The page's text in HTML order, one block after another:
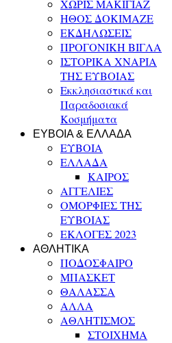
ΧΩΡΙΣ ΜΑΚΙΓΙΑΖ
ΗΘΟΣ ΔΟΚΙΜΑΖΕ
ΕΚΔΗΛΩΣΕΙΣ
ΠΡΟΓΟΝΙΚΗ ΒΙΓΛΑ
ΙΣΤΟΡΙΚΑ ΧΝΑΡΙΑ
ΤΗΣ ΕΥΒΟΙΑΣ
Εκκλησιαστικά και
Παραδοσιακά
Κοσμήματα
ΕΥΒΟΙΑ & ΕΛΛΑΔΑ
ΕΥΒΟΙΑ
ΕΛΛΑΔΑ
ΚΑΙΡΟΣ
ΑΓΓΕΛΙΕΣ
ΟΜΟΡΦΙΕΣ ΤΗΣ
ΕΥΒΟΙΑΣ
ΕΚΛΟΓΕΣ 2023
ΑΘΛΗΤΙΚΑ
ΠΟΔΟΣΦΑΙΡΟ
ΜΠΑΣΚΕΤ
ΘΑΛΑΣΣΑ
ΑΛΛΑ
ΑΘΛΗΤΙΣΜΟΣ
ΣΤΟΙΧΗΜΑ